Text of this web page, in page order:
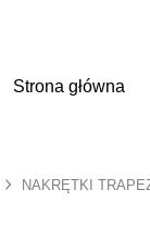
Strona główna
NAKRĘTKI